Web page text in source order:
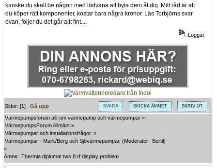
kanske du skall be någon med lödvana att byta dem åt dig. Mitt råd är att
du köper rätt komponenter, kostar bara några kronor. Läs Torbjörns svar
ovan, följer du det går allt fint....
Loggat
SVARA SKICKA ÄMNET SKRIV UT
Sidor: [1]Gå upp
Värmepumpsforum allt om värmepump och värmepumpar »
VärmepumpsForum Allmänt »
Värmepumpar och installationsfrågor. »
Värmepumpar - Mark/Berg och Sjövärmepumpar. (Moderator: Bertil)
»
Ämne: Thermia diplomat tws 8 rf display problem